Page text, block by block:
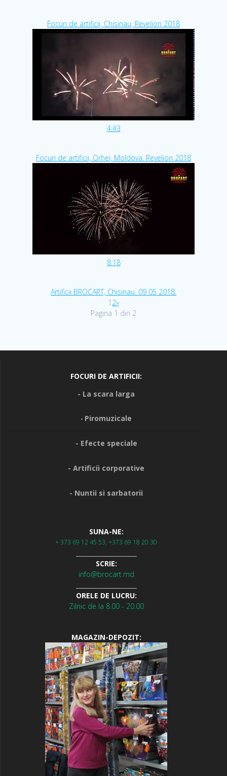
Focuri de artificii, Chisinau, Revelion 2018
4:43
Focuri de artificii, Orhei, Moldova. Revelion 2018
8:18
Artificii BROCART, Chisinau. 09 05 2018.
1 2»
Pagina 1 din 2
FOCURI DE ARTIFICII:
- La scara larga
- Piromuzicale
- Efecte speciale
- Artificii corporative
- Nuntii si sarbatorii
SUNA-NE:
+ 373 69 12 45 53, +373 69 18 20 30
SCRIE:
info@brocart.md
ORELE DE LUCRU:
Zilnic de la 8.00 - 20.00
MAGAZIN-DEPOZIT: